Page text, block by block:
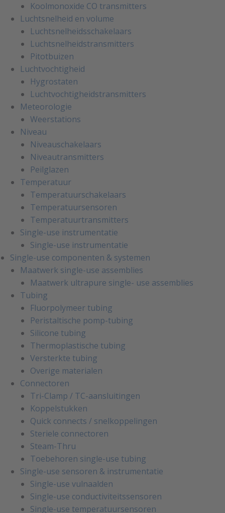
Koolmonoxide CO transmitters
Luchtsnelheid en volume
Luchtsnelheidsschakelaars
Luchtsnelheidstransmitters
Pitotbuizen
Luchtvochtigheid
Hygrostaten
Luchtvochtigheidstransmitters
Meteorologie
Weerstations
Niveau
Niveauschakelaars
Niveautransmitters
Peilglazen
Temperatuur
Temperatuurschakelaars
Temperatuursensoren
Temperatuurtransmitters
Single-use instrumentatie
Single-use instrumentatie
Single-use componenten & systemen
Maatwerk single-use assemblies
Maatwerk ultrapure single- use assemblies
Tubing
Fluorpolymeer tubing
Peristaltische pomp-tubing
Silicone tubing
Thermoplastische tubing
Versterkte tubing
Overige materialen
Connectoren
Tri-Clamp / TC-aansluitingen
Koppelstukken
Quick connects / snelkoppelingen
Steriele connectoren
Steam-Thru
Toebehoren single-use tubing
Single-use sensoren & instrumentatie
Single-use vulnaalden
Single-use conductiviteitssensoren
Single-use temperatuursensoren